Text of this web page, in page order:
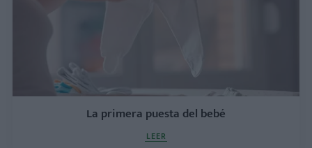
La primera puesta del bebé
LEER